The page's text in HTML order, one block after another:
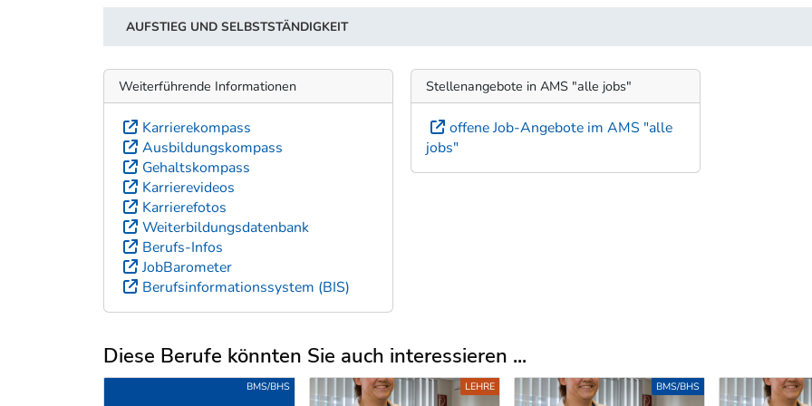
AUFSTIEG UND SELBSTSTÄNDIGKEIT
Weiterführende Informationen
Karrierekompass
Ausbildungskompass
Gehaltskompass
Karrierevideos
Karrierefotos
Weiterbildungsdatenbank
Berufs-Infos
JobBarometer
Berufsinformationssystem (BIS)
Stellenangebote in AMS "alle jobs"
offene Job-Angebote im AMS "alle
jobs"
Diese Berufe könnten Sie auch interessieren ...
Uber weitere Berufsvorschläge
BMS/BHS LEHRE BMS/BHS